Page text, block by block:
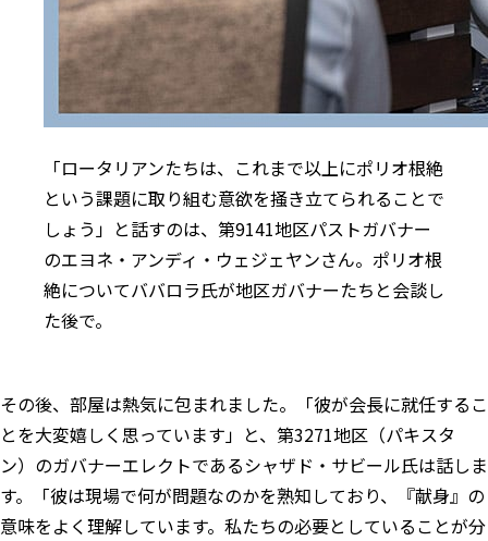
「ロータリアンたちは、これまで以上にポリオ根絶
という課題に取り組む意欲を掻き立てられることで
しょう」と話すのは、第9141地区パストガバナー
のエヨネ・アンディ・ウェジェヤンさん。ポリオ根
絶についてババロラ氏が地区ガバナーたちと会談し
た後で。
その後、部屋は熱気に包まれました。「彼が会長に就任するこ
とを大変嬉しく思っています」と、第3271地区（パキスタ
ン）のガバナーエレクトであるシャザド・サビール氏は話しま
す。「彼は現場で何が問題なのかを熟知しており、『献身』の
意味をよく理解しています。私たちの必要としていることが分